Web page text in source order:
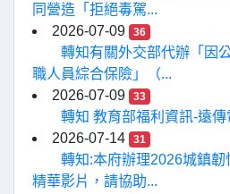
同營造「拒絕毒駕...
2026-07-09
36
轉知有關外交部代辦「因
職人員綜合保險」（...
2026-07-09
33
轉知 教育部福利資訊-遠傳
2026-07-14
31
轉知:本府辦理2026城鎮
精華影片，請協助...